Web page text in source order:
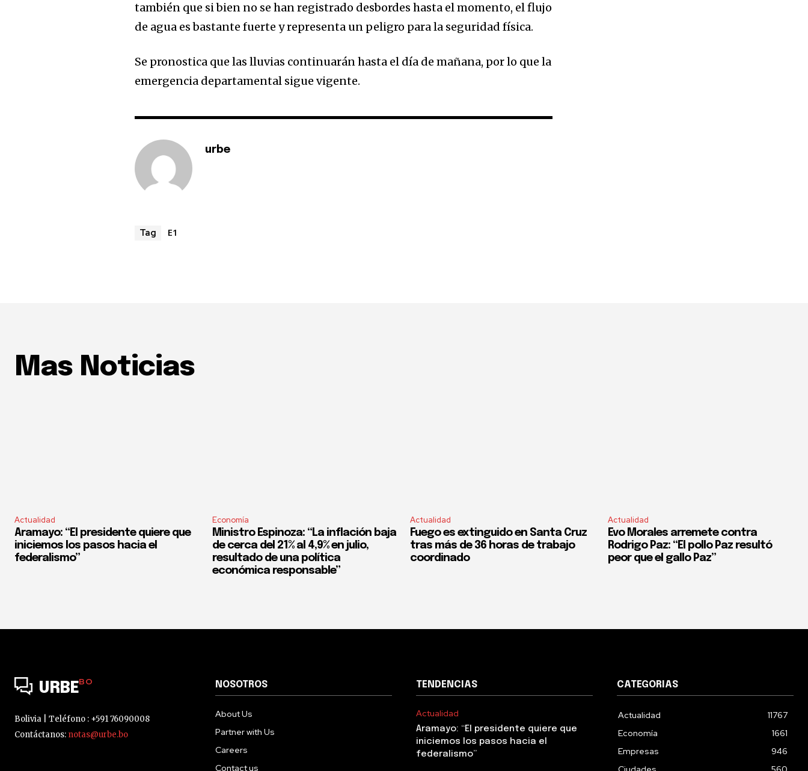
también que si bien no se han registrado desbordes hasta el momento, el flujo
de agua es bastante fuerte y representa un peligro para la seguridad física.
Se pronostica que las lluvias continuarán hasta el día de mañana, por lo que la
emergencia departamental sigue vigente.
urbe
Tag E1
Mas Noticias
Actualidad
Aramayo: “El presidente quiere que
iniciemos los pasos hacia el
federalismo”
Economía
Ministro Espinoza: “La inflación baja
de cerca del 21% al 4,9% en julio,
resultado de una política
económica responsable”
Actualidad
Fuego es extinguido en Santa Cruz
tras más de 36 horas de trabajo
coordinado
Actualidad
Evo Morales arremete contra
Rodrigo Paz: “El pollo Paz resultó
peor que el gallo Paz”
URBEBO
Bolivia | Teléfono : +591 76090008
Contáctanos: notas@urbe.bo
NOSOTROS
About Us
Partner with Us
Careers
Contact us
TENDENCIAS
Actualidad
Aramayo: “El presidente quiere que
iniciemos los pasos hacia el
federalismo”
CATEGORIAS
Actualidad
11767
Economía
1661
Empresas
946